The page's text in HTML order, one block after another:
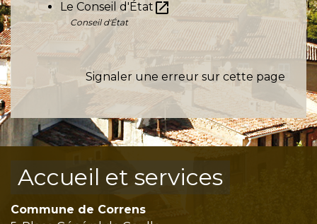
Le Conseil d'État open_in_new
Conseil d'État
Signaler une erreur sur cette page
Accueil et services
Commune de Correns